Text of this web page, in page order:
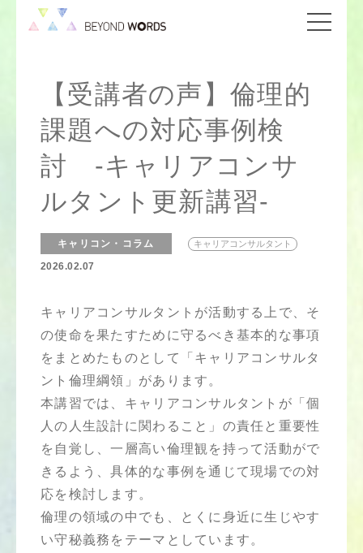
【受講者の声】倫理的
課題への対応事例検
討 -キャリアコンサ
ルタント更新講習-
キャリコン・コラム キャリアコンサルタント
2026.02.07
キャリアコンサルタントが活動する上で、そ
の使命を果たすために守るべき基本的な事項
をまとめたものとして「キャリアコンサルタ
ント倫理綱領」があります。
本講習では、キャリアコンサルタントが「個
人の人生設計に関わること」の責任と重要性
を自覚し、一層高い倫理観を持って活動がで
きるよう、具体的な事例を通じて現場での対
応を検討します。
倫理の領域の中でも、とくに身近に生じやす
い守秘義務をテーマとしています。